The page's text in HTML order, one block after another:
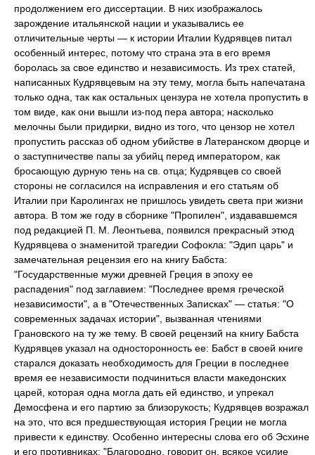
продолжением его диссертации. В них изображалось
зарождение итальянской нации и указывались ее
отличительные черты — к истории Италии Кудрявцев питал
особенный интерес, потому что страна эта в его время
боролась за свое единство и независимость. Из трех статей,
написанных Кудрявцевым на эту тему, могла быть напечатана
только одна, так как остальных цензура не хотела пропустить в
том виде, как они вышли из-под пера автора; насколько
мелочны были придирки, видно из того, что цензор не хотел
пропустить рассказ об одном убийстве в Латеранском дворце и
о заступничестве папы за убийц перед императором, как
бросающую дурную тень на св. отца; Кудрявцев со своей
стороны не согласился на исправления и его статьям об
Италии при Каролингах не пришлось увидеть света при жизни
автора. В том же году в сборнике "Пропилен", издававшемся
под редакцией П. М. Леонтьева, появился прекрасный этюд
Кудрявцева о знаменитой трагедии Софокла: "Эдип царь" и
замечательная рецензия его на книгу Бабста:
"Государственные мужи древней Греция в эпоху ее
распадения" под заглавием: "Последнее время греческой
независимости", а в "Отечественных Записках" — статья: "О
современных задачах истории", вызванная чтениями
Грановского на ту же тему. В своей рецензий на книгу Бабста
Кудрявцев указал на односторонность ее: Бабст в своей книге
старался доказать необходимость для Греции в последнее
время ее независимости подчиниться власти македонских
царей, которая одна могла дать ей единство, и упрекал
Демосфена и его партию за близорукость; Кудрявцев возражал
на это, что вся предшествующая история Греции не могла
привести к единству. Особенно интересны слова его об Эсхине
и его противниках: "Благородно, говорит он, всякое усилие